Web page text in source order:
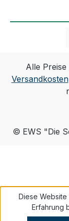
Alle
Versandkosten
© EWS "Die
Diese
Erfahrung